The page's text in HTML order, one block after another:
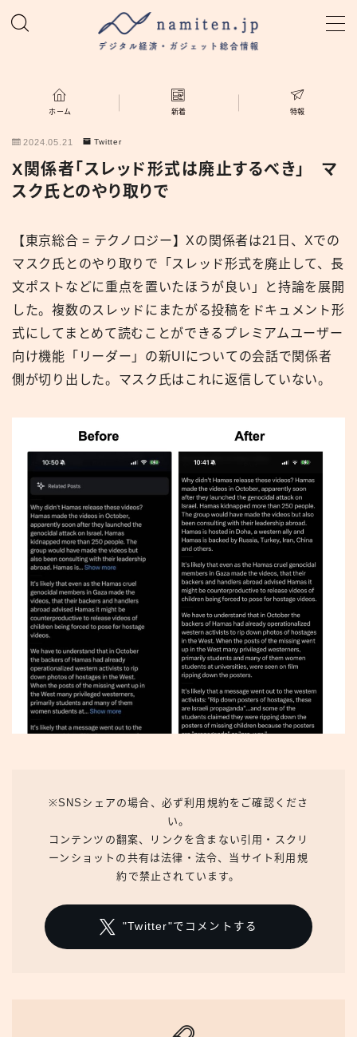
ホーム
新着
namiten.jp
ホーム 新着 特報
2024.05.21 Twitter
X関係者「スレッド形式は廃止するべき」 マ
スク氏とのやり取りで
【東京総合 = テクノロジー】Xの関係者は21日、Xでの
マスク氏とのやり取りで「スレッド形式を廃止して、長
文ポストなどに重点を置いたほうが良い」と持論を展開
した。複数のスレッドにまたがる投稿をドキュメント形
式にしてまとめて読むことができるプレミアムユーザー
向け機能「リーダー」の新UIについての会話で関係者
側が切り出した。マスク氏はこれに返信していない。
※SNSシェアの場合、必ず利用規約をご確認くださ
い。
コンテンツの翻案、リンクを含まない引用・スクリ
ーンショットの共有は法律・法令、当サイト利用規
約で禁止されています。
"Twitter"でコメントする